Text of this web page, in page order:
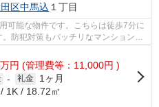
区中馬込 １丁目
可能な物件です。こちらは徒歩7分に
防犯対策もバッチリなマンションタ
...
万円 (管理費等：11,000円 )
- 礼金
1ヶ月
1K / 18.72㎡